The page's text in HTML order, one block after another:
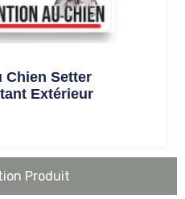
Chien Setter
Extérieur
Produit